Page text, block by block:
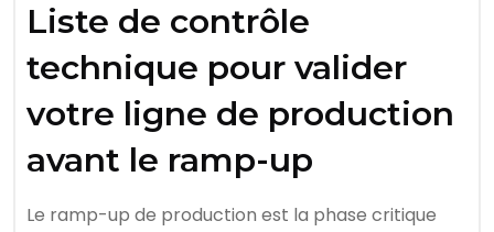
Liste de contrôle
technique pour valider
votre ligne de production
avant le ramp-up
Le ramp-up de production est la phase critique